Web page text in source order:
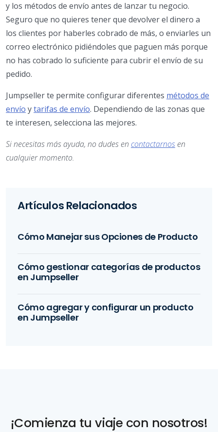
y los métodos de envío antes de lanzar tu negocio.
Seguro que no quieres tener que devolver el dinero a
los clientes por haberles cobrado de más, o enviarles un
correo electrónico pidiéndoles que paguen más porque
no has cobrado lo suficiente para cubrir el envío de su
pedido.
Jumpseller te permite configurar diferentes métodos de
envío ytarifas de envío. Dependiendo de las zonas que
te interesen, selecciona las mejores.
Si necesitas más ayuda, no dudes en contactarnos en
cualquier momento.
Artículos Relacionados
Cómo Manejar sus Opciones de Producto
Cómo gestionar categorías de productos
en Jumpseller
Cómo agregar y configurar un producto
en Jumpseller
¡Comienza tu viaje con nosotros!